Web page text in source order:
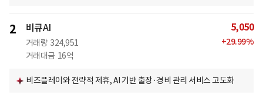
2 비큐AI
거래량 324,951
거래대금 16억
5,050
+29.99%
비즈플레이와 전략적 제휴, AI 기반 출장·경비 관리 서비스 고도화